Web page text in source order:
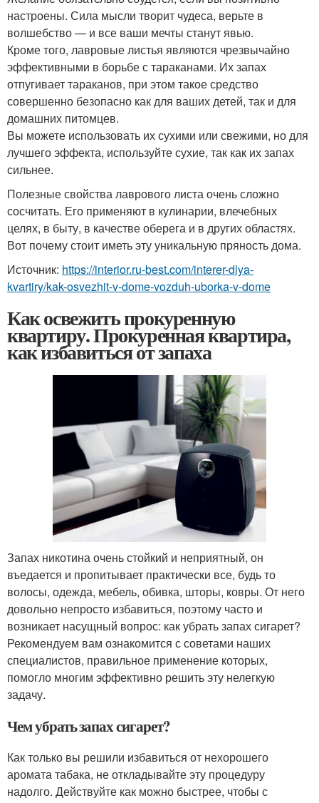
настроены. Сила мысли творит чудеса, верьте в
волшебство — и все ваши мечты станут явью.
Кроме того, лавровые листья являются чрезвычайно
эффективными в борьбе с тараканами. Их запах
отпугивает тараканов, при этом такое средство
совершенно безопасно как для ваших детей, так и для
домашних питомцев.
Вы можете использовать их сухими или свежими, но для
лучшего эффекта, используйте сухие, так как их запах
сильнее.
Полезные свойства лаврового листа очень сложно
сосчитать. Его применяют в кулинарии, влечебных
целях, в быту, в качестве оберега и в других областях.
Вот почему стоит иметь эту уникальную пряность дома.
Источник: https://interior.ru-best.com/interer-dlya-
kvartiry/kak-osvezhit-v-dome-vozduh-uborka-v-dome
Как освежить прокуренную
квартиру. Прокуренная квартира,
как избавиться от запаха
Запах никотина очень стойкий и неприятный, он
въедается и пропитывает практически все, будь то
волосы, одежда, мебель, обивка, шторы, ковры. От него
довольно непросто избавиться, поэтому часто и
возникает насущный вопрос: как убрать запах сигарет?
Рекомендуем вам ознакомится с советами наших
специалистов, правильное применение которых,
помогло многим эффективно решить эту нелегкую
задачу.
Чем убрать запах сигарет?
Как только вы решили избавиться от нехорошего
аромата табака, не откладывайте эту процедуру
надолго. Действуйте как можно быстрее, чтобы с